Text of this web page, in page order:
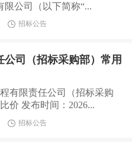
公司（以下简称“...
招标公告
司（招标采购部）常用
有限责任公司（招标采购
价 发布时间：2026...
招标公告